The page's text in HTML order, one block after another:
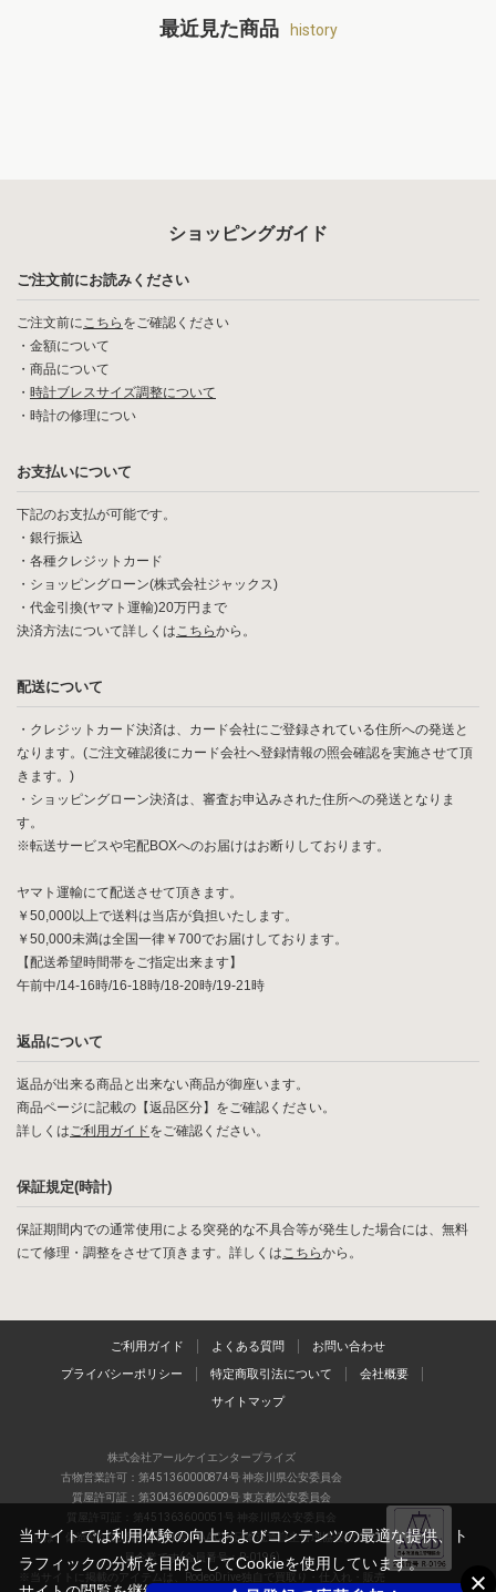
最近見た商品 history
ショッピングガイド
ご注文前にお読みください
ご注文前にこちら をご確認ください
・ 金額について
・ 商品について
・ 時計ブレスサイズ調整について
・ 時計の修理につい
お支払いについて
下記のお支払が可能です。
・銀行振込
・各種クレジットカード
・ショッピングローン(株式会社ジャックス)
・代金引換(ヤマト運輸)20万円まで
決済方法について詳しくはこちらから。
配送について
・クレジットカード決済は、カード会社にご登録されている住所への発送と
なります。(ご注文確認後にカード会社へ登録情報の照会確認を実施させて頂
きます。)
・ショッピングローン決済は、審査お申込みされた住所への発送となりま
す。
※転送サービスや宅配BOXへのお届けはお断りしております。
ヤマト運輸にて配送させて頂きます。
￥50,000以上で送料は当店が負担いたします。
￥50,000未満は全国一律￥700でお届けしております。
【配送希望時間帯をご指定出来ます】
午前中/14-16時/16-18時/18-20時/19-21時
返品について
返品が出来る商品と出来ない商品が御座います。
商品ページに記載の【返品区分】をご確認ください。
詳しくはご利用ガイドをご確認ください。
保証規定(時計)
保証期間内での通常使用による突発的な不具合等が発生した場合には、無料
にて修理・調整をさせて頂きます。詳しくはこちらから。
ご利用ガイド よくある質問 お問い合わせ
プライバシーポリシー 特定商取引法について 会社概要
サイトマップ
株式会社アールケイエンタープライズ
古物営業許可：第451360000874号 神奈川県公安委員会
質屋許可証：第304360906009号 東京都公安委員会
質屋許可証：第451363600051号 神奈川県公安委員会
当店は、偽造品の流通防止を目指すAACD(日本流通自主管理協会)の正会
員企業です(会員番号：R-0196)
※当サイトに掲載のアイテムは、RodeoDrive独自で買取り・仕入れ・販売
当サイトでは利用体験の向上およびコンテンツの最適な提供、ト
ラフィックの分析を目的としてCookieを使用しています。